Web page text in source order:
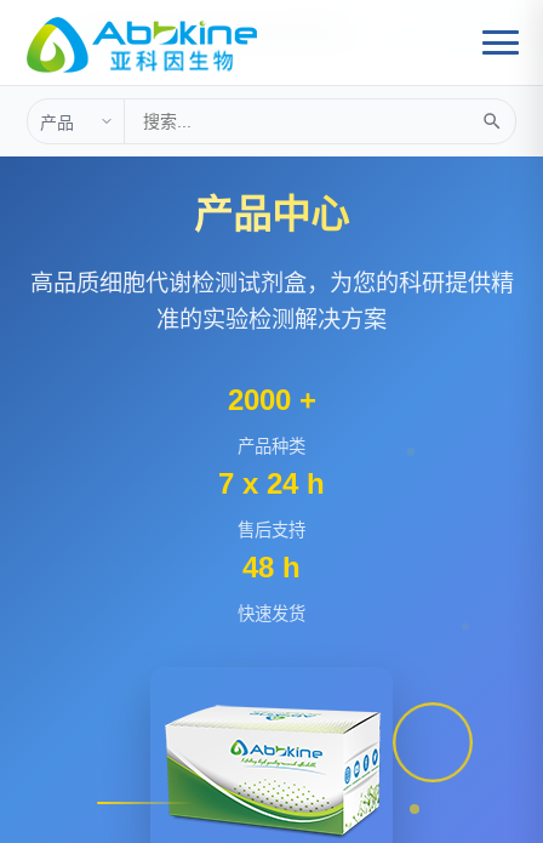
首页细胞分析> 细胞代谢检测试剂盒
产品中心
高品质细胞代谢检测试剂盒，为您的科研提供精
准的实验检测解决方案
2000 +
产品种类
7 x 24 h
售后支持
48 h
快速发货